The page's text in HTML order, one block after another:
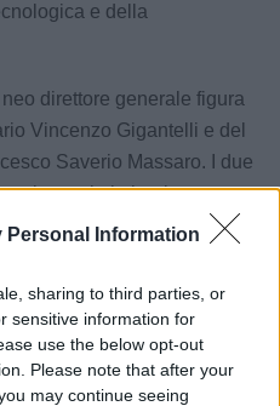
Personal Information
sharing to third parties, or
sensitive information for
use the below opt-out
Please note that after your
may continue seeing
e della
direttore generale figura
Vincenzo Gigantelli e del
Saverio Massaro. I due
nei prossimi giorni,
direzione strategica.
smartphone
le notizie della tua
Scarica Telegram